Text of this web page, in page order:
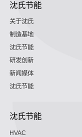
沈氏节能
关于沈氏
制造基地
沈氏节能
研发创新
新闻媒体
沈氏节能
沈氏节能
HVAC